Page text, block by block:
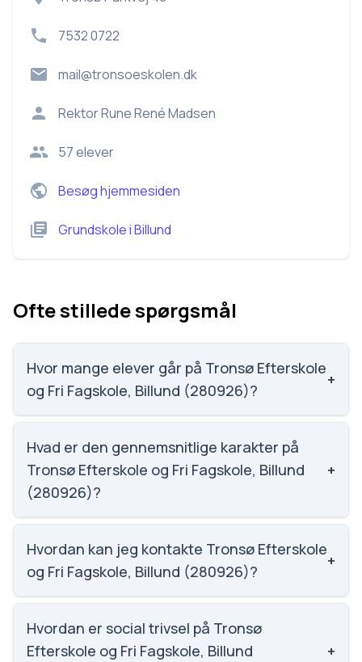
7532 0722
mail@tronsoeskolen.dk
RektorRune René Madsen
57elever
Besøg hjemmesiden
GrundskoleiBillund
Ofte stillede spørgsmål
Hvor mange elever går på Tronsø Efterskole
og Fri Fagskole, Billund (280926)?
+
Tronsø Efterskole og Fri Fagskole, Billund (280926)
har 57 elever, hvilket gør den til nummer 2164 ud af
3143 skoler.
Hvad er den gennemsnitlige karakter på
Tronsø Efterskole og Fri Fagskole, Billund
(280926)?
+
Karaktergennemsnittet på Tronsø Efterskole og Fri
Fagskole, Billund (280926) er 7.2, nummer 832 ud af
3143 skoler.
Hvordan kan jeg kontakte Tronsø Efterskole
og Fri Fagskole, Billund (280926)?
+
Email: mail@tronsoeskolen.dk. Telefon: 7532 0722.
Adresse: Tronsø Parkvej 40. Skoleleder: Rune René
Madsen.
Hvordan er social trivsel på Tronsø
Efterskole og Fri Fagskole, Billund
+